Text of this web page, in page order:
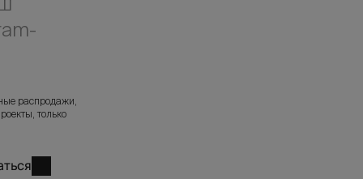
распродажи,
только